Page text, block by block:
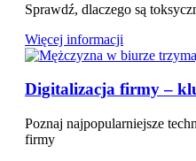
Sprawdź, dlaczego są
Więcej informacji
Digitalizacja firmy –
Poznaj najpopularniejsze
firmy